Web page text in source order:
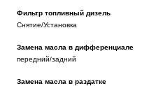
Фильтр топливный дизель
Снятие/Установка
Замена масла в дифференциале
передний/задний
Замена масла в раздатке